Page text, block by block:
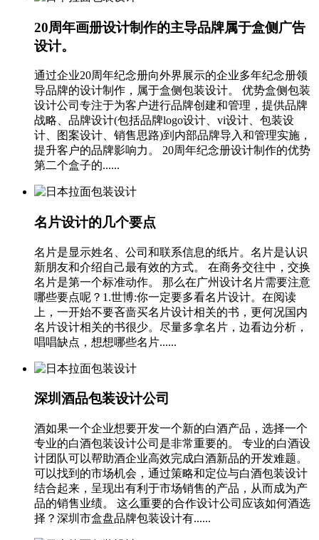
20周年画册设计制作的主导品牌属于盒侧广告
设计。
通过企业20周年纪念册向外界展示的企业多年纪念册领
导品牌的设计制作，属于盒侧包装设计。 优势盒侧包装
设计公司专注于为客户进行品牌创建和管理，提供品牌
战略、品牌设计(包括品牌logo设计、vi设计、包装设
计、图案设计、销售思路)到内部品牌导入和管理实施，
提升客户的品牌影响力。 20周年纪念册设计制作的优势
第二个盒子的......
名片设计的几个要点
名片是显示姓名、公司和联系信息的纸片。名片是认识
新朋友和介绍自己最有效的方式。 在商务交往中，交换
名片是第一个标准动作。 那么在广州设计名片需要注意
哪些要点呢？1.世博:你一定要多看名片设计。在阅读
上，一开始不要吝啬买名片设计相关的书，更何况国内
名片设计相关的书很少。尽量多拿名片，边看边分析，
唱唱缺点，想想哪些名片......
深圳酒品包装设计公司
酒如果一个企业想要开发一个新的白酒产品，选择一个
专业的白酒包装设计公司是非常重要的。 专业的白酒设
计团队可以帮助酒企业高效完成白酒新品的开发难题。
可以找到的市场机会，通过策略和定位与白酒包装设计
结合起来，呈现出有利于市场销售的产品，从而成为产
品的销售业绩。 这么重要的合作设计公司应该如何酒选
择？深圳市盒盘品牌包装设计有......